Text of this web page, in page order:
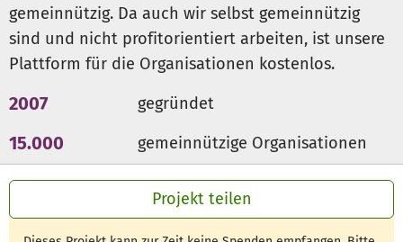
Projekt teilen
umliegenden Schulen sehr freundlich aufgenommen
worden. Allerdings in überwiegend leeren Klassenräumen
mit wenig zusätzlicher Ausstattung.
Das betroffene Schulgebäude muss aufgrund der
Asbestbelastung mindestens grundsaniert werden.
Inwieweit die Statik in dem betroffenen Gebäude
gefährdet ist, ist aktuell noch nicht geklärt. Fest steht nur,
dass unsere Kinder mittelfristig in eine Containerlösung
gemeinnützig. Da auch wir selbst gemeinnützig
sind und nicht profitorientiert arbeiten, ist unsere
Plattform für die Organisationen kostenlos.
2007 gegründet
15.000 gemeinnützige Organisationen
300 Mio € für den guten Zweck